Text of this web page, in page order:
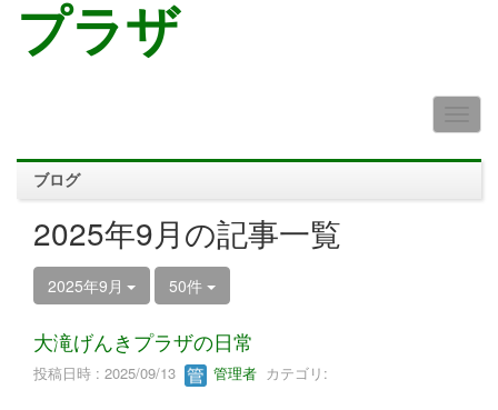
プラザ
ブログ
2025年9月の記事一覧
2025年9月 50件
大滝げんきプラザの日常
投稿日時 : 2025/09/13 管理者 カテゴリ: